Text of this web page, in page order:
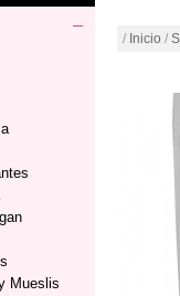
Mueslis
/ Inicio /